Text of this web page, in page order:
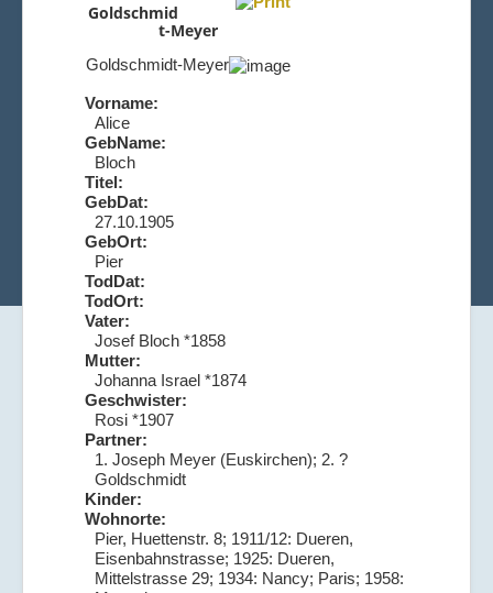
Goldschmid
t-Meyer
Goldschmidt-Meyer
Vorname:
Alice
GebName:
Bloch
Titel:
GebDat:
27.10.1905
GebOrt:
Pier
TodDat:
TodOrt:
Vater:
Josef Bloch *1858
Mutter:
Johanna Israel *1874
Geschwister:
Rosi *1907
Partner:
1. Joseph Meyer (Euskirchen); 2. ?
Goldschmidt
Kinder:
Wohnorte:
Pier, Huettenstr. 8; 1911/12: Dueren,
Eisenbahnstrasse; 1925: Dueren,
Mittelstrasse 29; 1934: Nancy; Paris; 1958: